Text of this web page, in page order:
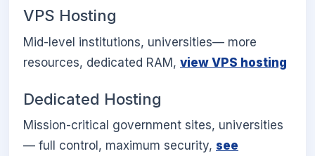
VPS Hosting
Mid-level institutions, universities— more
resources, dedicated RAM, view VPS hosting
Dedicated Hosting
Mission-critical government sites, universities
— full control, maximum security, see